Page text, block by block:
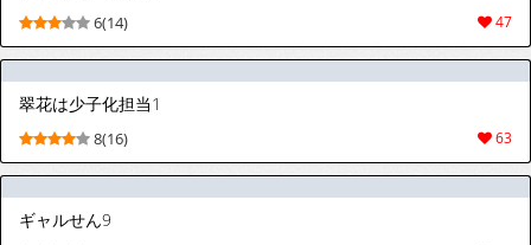
47
6(14)
翠花は少子化担当1
63
8(16)
ギャルせん9